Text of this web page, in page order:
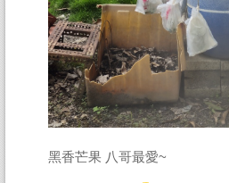
黑香芒果 八哥最愛~